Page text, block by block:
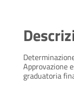
Approvazione
graduatoria